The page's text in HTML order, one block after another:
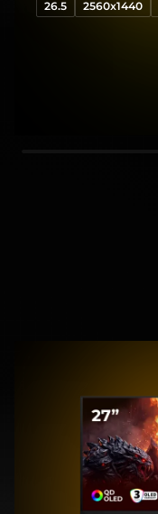
26.5 2560x1440